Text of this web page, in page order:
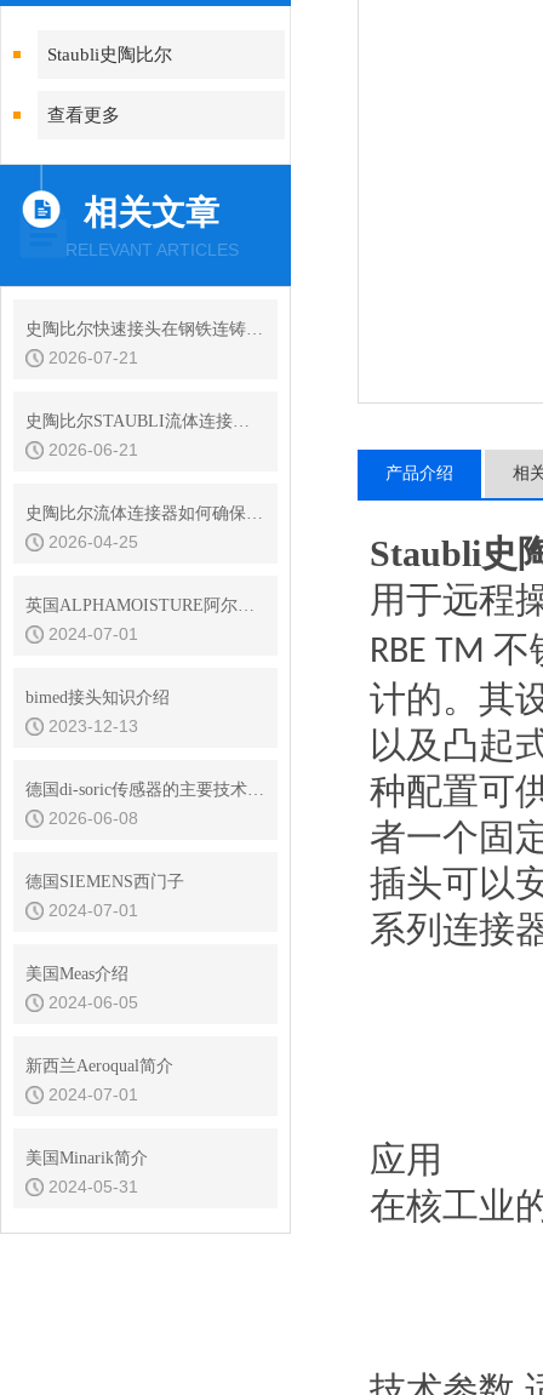
Staubli史陶比尔
查看更多
相关文章
RELEVANT ARTICLES
史陶比尔快速接头在钢铁连铸设备结晶器冷却水快换中的耐振动性
2026-07-21
史陶比尔STAUBLI流体连接器的平面阀技术与无滴漏设计
2026-06-21
史陶比尔流体连接器如何确保连接处的密封？
2026-04-25
英国ALPHAMOISTURE阿尔法简介
2024-07-01
bimed接头知识介绍
2023-12-13
德国di-soric传感器的主要技术优势是什么
2026-06-08
德国SIEMENS西门子
2024-07-01
美国Meas介绍
2024-06-05
新西兰Aeroqual简介
2024-07-01
美国Minarik简介
2024-05-31
产品介绍 相
Staubli史
用于远程
RBE TM 不
计的。其
以及凸起
种配置可
者一个固
插头可以
系列连接
应用
在核工业